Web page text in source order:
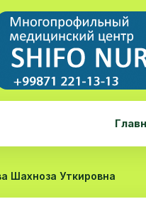
Шахноза Уткировна